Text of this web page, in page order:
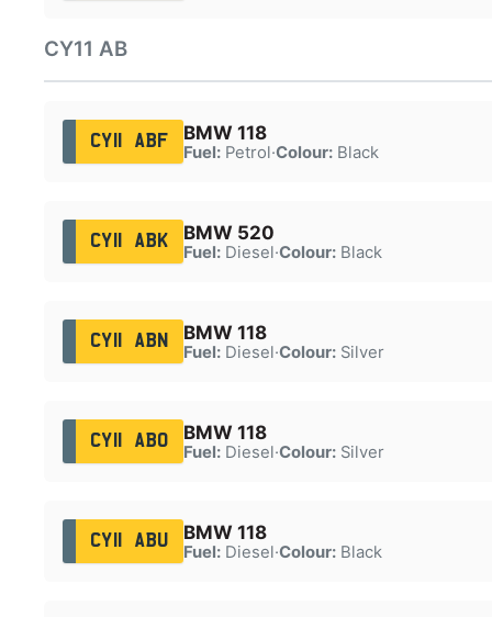
CY11 AB
CY11 ABF BMW 118
Fuel:Petrol·Colour:Black
CY11 ABK BMW 520
Fuel:Diesel·Colour:Black
CY11 ABN BMW 118
Fuel:Diesel·Colour:Silver
CY11 ABO BMW 118
Fuel:Diesel·Colour:Silver
CY11 ABU BMW 118
Fuel:Diesel·Colour:Black